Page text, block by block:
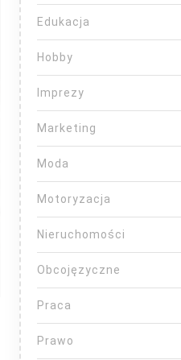
Edukacja
Hobby
Imprezy
Marketing
Moda
Motoryzacja
Nieruchomości
Obcojęzyczne
Praca
Prawo